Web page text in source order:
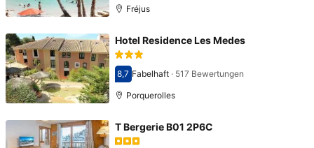
Fréjus
Hotel Residence Les Medes
Bewertet mit 8,7
8,7 Fabelhaft· 517 Bewertungen
Porquerolles
T Bergerie B01 2P6C